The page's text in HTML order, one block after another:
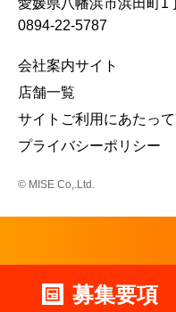
0894-22-5787
会社案内サイト
店舗一覧
サイトご利用にあたって
プライバシーポリシー
© MISE Co,.Ltd.
募集要項